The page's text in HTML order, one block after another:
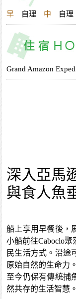
早 自理 中 自
Grand Amazon
深入亞馬
與食人魚
船上享用早餐後，
小船前往Caboclo
民生活方式。沿途
原始自然的生命力
至今仍保有傳統捕
然共存的生活智慧。